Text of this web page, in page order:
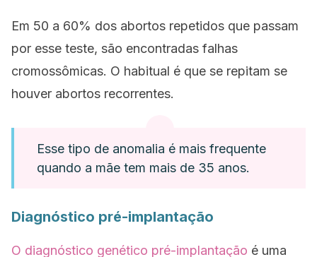
Em 50 a 60% dos abortos repetidos que passam
por esse teste, são encontradas falhas
cromossômicas. O habitual é que se repitam se
houver abortos recorrentes.
Esse tipo de anomalia é mais frequente
quando a mãe tem mais de 35 anos.
Diagnóstico pré-implantação
O diagnóstico genético pré-implantação é uma